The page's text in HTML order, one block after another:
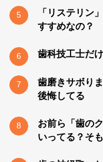
5
「リステリン
すすめなの？
6 歯科技工士だ
7
歯磨きサボり
後悔してる
8
お前ら「歯の
いってる？そ